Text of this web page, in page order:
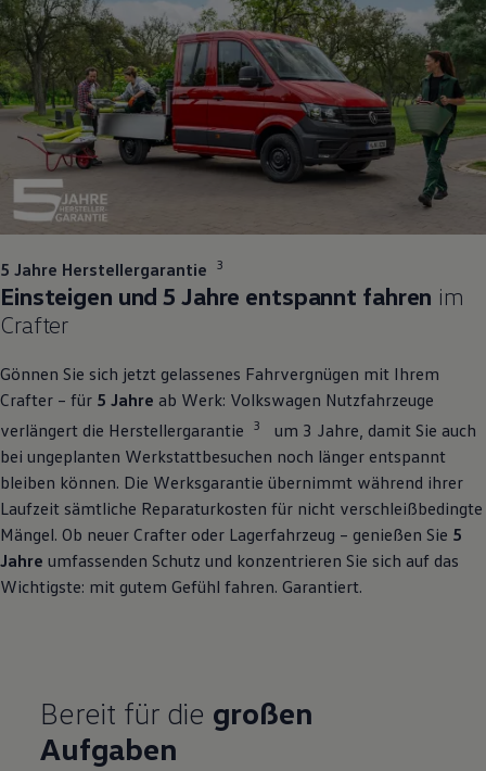
5 Jahre Herstellergarantie 3
Einsteigen und 5 Jahre entspannt fahren im
Crafter
Gönnen Sie sich jetzt gelassenes Fahrvergnügen mit Ihrem
Crafter – für 5 Jahre ab Werk: Volkswagen Nutzfahrzeuge
verlängert die Herstellergarantie
3
um 3 Jahre, damit Sie auch
bei ungeplanten Werkstattbesuchen noch länger entspannt
bleiben können. Die Werksgarantie übernimmt während ihrer
Laufzeit sämtliche Reparaturkosten für nicht verschleißbedingte
Mängel. Ob neuer Crafter oder Lagerfahrzeug – genießen Sie 5
Jahre umfassenden Schutz und konzentrieren Sie sich auf das
Wichtigste: mit gutem Gefühl fahren. Garantiert.
Bereit für die großen
Aufgaben